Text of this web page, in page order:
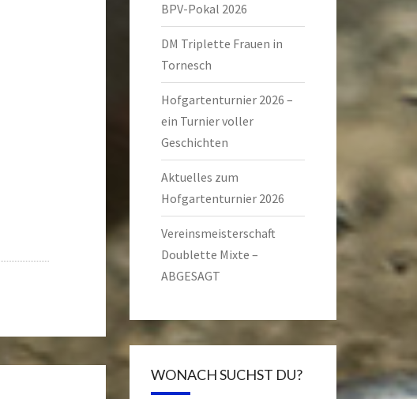
BPV-Pokal 2026
DM Triplette Frauen in
Tornesch
Hofgartenturnier 2026 –
ein Turnier voller
Geschichten
Aktuelles zum
Hofgartenturnier 2026
Vereinsmeisterschaft
Doublette Mixte –
ABGESAGT
WONACH SUCHST DU?